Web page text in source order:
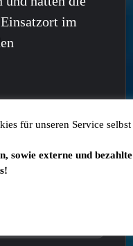
im
für unseren Service selbst
sowie externe und bezahlte